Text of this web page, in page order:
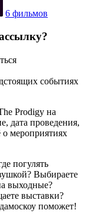
6 фильмов
событиях
Prodigy на
дата проведения,
мероприятиях
погулять
Выбираете
выходные?
выставки?
поможет!